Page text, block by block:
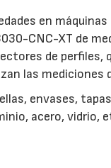
en
CNC-XT de
de perfiles,
las mediciones
envases,
acero, vidrio,